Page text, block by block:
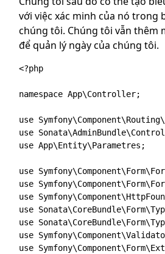
với việc xác minh của nó trong
chúng tôi. Chúng tôi vẫn thêm
để quản lý ngày của chúng tôi.
<?php
namespace App\Controller;
use
use
use App\Entity\Parametres;
use
use
use
use
use
use
use